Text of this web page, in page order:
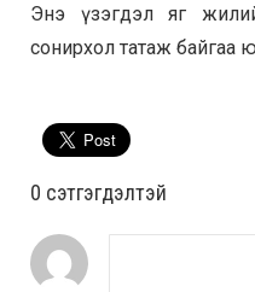
Энэ үзэгдэл яг
сонирхол татаж байгаа
0 cэтгэгдэлтэй